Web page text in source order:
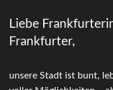
Liebe
Frankfurter,
unsere Stadt ist bunt,